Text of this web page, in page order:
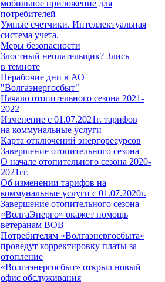
мобильное приложение для
потребителей
Умные счетчики. Интеллектуальная
система учета.
Меры безопасности
Злостный неплательщик? Злись
в темноте
Нерабочие дни в АО
"Волгаэнергосбыт"
Начало отопительного сезона 2021-
2022
Изменение с 01.07.2021г. тарифов
на коммунальные услуги
Карта отключений энергоресурсов
Завершение отопительного сезона
О начале отопительного сезона 2020-
2021гг.
Об изменении тарифов на
коммунальные услуги с 01.07.2020г.
Завершение отопительного сезона
«ВолгаЭнерго» окажет помощь
ветеранам ВОВ
Потребителям «Волгаэнергосбыта»
проведут корректировку платы за
отопление
«Волгаэнергосбыт» открыл новый
офис обслуживания